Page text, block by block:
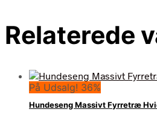
Relaterede
På Udsalg! 36%
Hundeseng Massivt Fyrretræ